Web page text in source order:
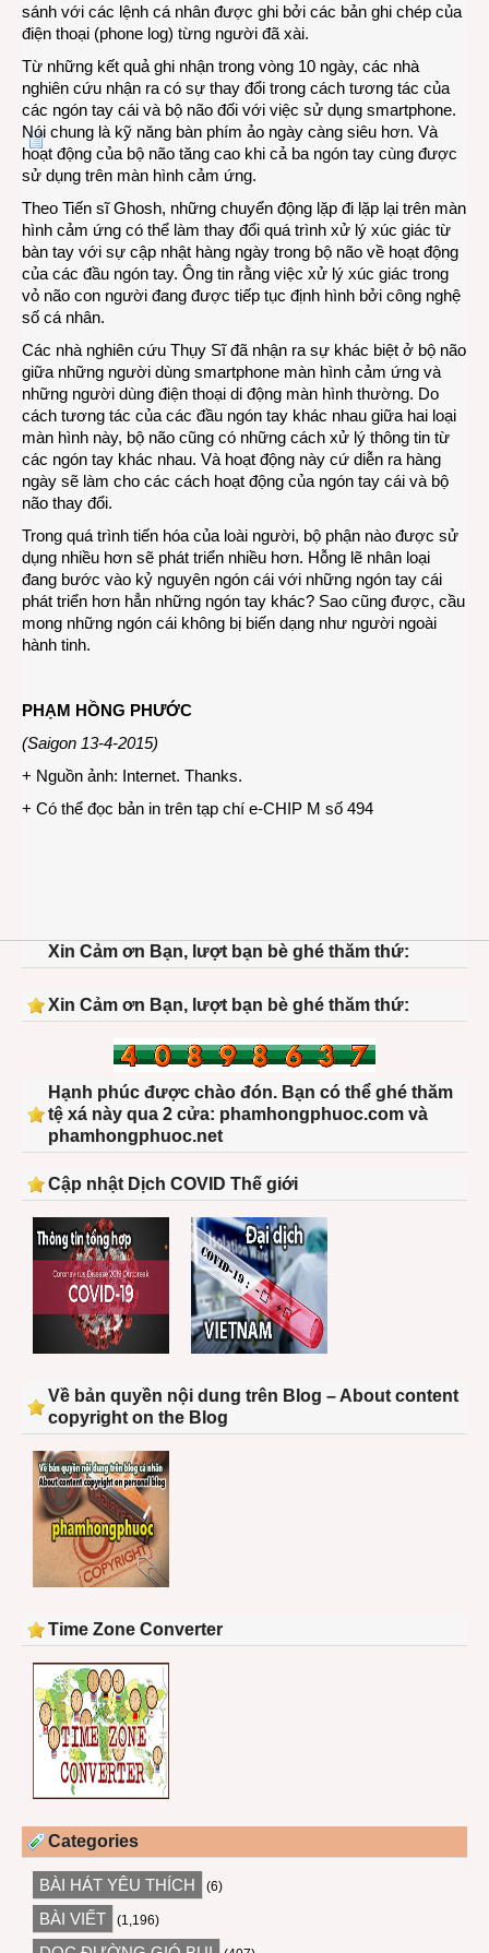
sánh với các lệnh cá nhân được ghi bởi các bản ghi chép của
điện thoại (phone log) từng người đã xài.
Từ những kết quả ghi nhận trong vòng 10 ngày, các nhà
nghiên cứu nhận ra có sự thay đổi trong cách tương tác của
các ngón tay cái và bộ não đối với việc sử dụng smartphone.
Nói chung là kỹ năng bàn phím ảo ngày càng siêu hơn. Và
hoạt động của bộ não tăng cao khi cả ba ngón tay cùng được
sử dụng trên màn hình cảm ứng.
Theo Tiến sĩ Ghosh, những chuyển động lặp đi lặp lại trên màn
hình cảm ứng có thể làm thay đổi quá trình xử lý xúc giác từ
bàn tay với sự cập nhật hàng ngày trong bộ não về hoạt động
của các đầu ngón tay. Ông tin rằng việc xử lý xúc giác trong
vỏ não con người đang được tiếp tục định hình bởi công nghệ
số cá nhân.
Các nhà nghiên cứu Thụy Sĩ đã nhận ra sự khác biệt ở bộ não
giữa những người dùng smartphone màn hình cảm ứng và
những người dùng điện thoại di động màn hình thường. Do
cách tương tác của các đầu ngón tay khác nhau giữa hai loại
màn hình này, bộ não cũng có những cách xử lý thông tin từ
các ngón tay khác nhau. Và hoạt động này cứ diễn ra hàng
ngày sẽ làm cho các cách hoạt động của ngón tay cái và bộ
não thay đổi.
Trong quá trình tiến hóa của loài người, bộ phận nào được sử
dụng nhiều hơn sẽ phát triển nhiều hơn. Hỗng lẽ nhân loại
đang bước vào kỷ nguyên ngón cái với những ngón tay cái
phát triển hơn hẳn những ngón tay khác? Sao cũng được, cầu
mong những ngón cái không bị biến dạng như người ngoài
hành tinh.
PHẠM HỒNG PHƯỚC
(Saigon 13-4-2015)
+ Nguồn ảnh: Internet. Thanks.
+ Có thể đọc bản in trên tạp chí e-CHIP M số 494
Xin Cảm ơn Bạn, lượt bạn bè ghé thăm thứ:
Xin Cảm ơn Bạn, lượt bạn bè ghé thăm thứ:
Hạnh phúc được chào đón. Bạn có thể ghé thăm
tệ xá này qua 2 cửa: phamhongphuoc.com và
phamhongphuoc.net
Cập nhật Dịch COVID Thế giới
Về bản quyền nội dung trên Blog – About content
copyright on the Blog
Time Zone Converter
Categories
BÀI HÁT YÊU THÍCH (6)
BÀI VIẾT (1,196)